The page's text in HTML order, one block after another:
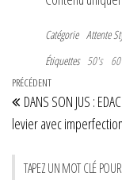
Catégorie Attente
Étiquettes 50's
Navigation
de
l’article
Article
précédent
PRÉCÉDENT
DANS SON JUS :
levier avec
TAPEZ UN MOT CLÉ